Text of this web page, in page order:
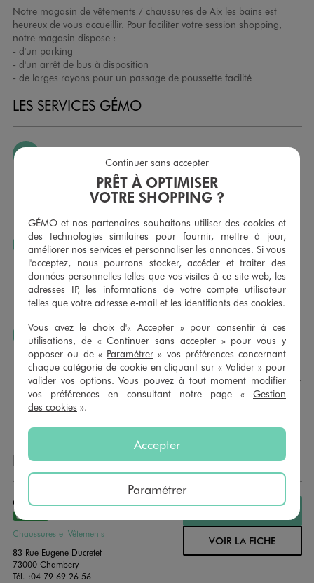
Notre magasin de vêtements / chaussures de Aix les bains est
heureux de vous accueillir. Pour faciliter votre session shopping,
notre magasin dispose :
- d'un parking
- d'un arrêt de bus à disposition
- de larges rayons pour un passage de poussette facilité
LES SERVICES GÉMO
Nous échangeons et vous proposons un avoir ou un
remboursement pour tout article non porté, non retouché,
sous 30 jours, sur simple présentation du ticket de caisse,
JE PEUX FAIRE RETOUCHER MES ARTICLES
Ourlets, ceintures… vous avez la possibilité de faire
retoucher vos articles textiles dans nos magasins. Les tarifs
sont à votre disposition sur simple demande. Voir
conditions en magasins.
J’AIME FAIRE PLAISIR
Nous vous proposons des cartes cadeaux GÉMO d’un
montant au choix entre 10€ et 150€. Les cartes cadeau
GÉMO sont valables 1 an, utilisables en plusieurs fois, pour
payer vos achats en magasin. Offrez vos cartes cadeau
dans de jolies enveloppes pour toutes les occasions.
NOS AUTRES MAGASINS
GEMO CHAMBERY
OUVERT
Chaussures et Vêtements
83 Rue Eugene Ducretet
73000 Chambery
Tél. :04 79 69 26 56
VOIR LA FICHE
PRÊT À OPTIMISER
VOTRE SHOPPING ?
GÉMO et nos partenaires souhaitons utiliser des cookies et
des technologies similaires pour fournir, mettre à jour,
améliorer nos services et personnaliser les annonces. Si vous
l'acceptez, nous pourrons stocker, accéder et traiter des
données personnelles telles que vos visites à ce site web, les
adresses IP, les informations de votre compte utilisateur
telles que votre adresse e-mail et les identifiants des cookies.
Vous avez le choix d'« Accepter » pour consentir à ces
utilisations, de « Continuer sans accepter » pour vous y
opposer ou de « Paramétrer » vos préférences concernant
chaque catégorie de cookie en cliquant sur « Valider » pour
valider vos options. Vous pouvez à tout moment modifier
vos préférences en consultant notre page « Gestion
des cookies ».
Accepter
Paramétrer
Continuer sans accepter